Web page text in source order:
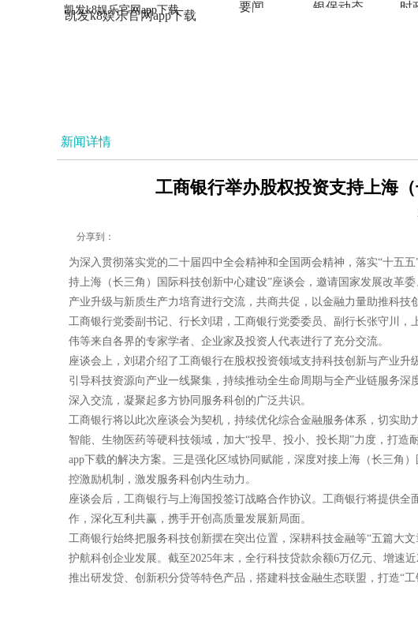
凯发k8娱乐官网app下载
凯发k8娱乐官网app下载
要闻 银保动态 时
新闻详情
工商银行举办股权投资支持上海
分享到：
为深入贯彻落实党的二十届四中全会精神和全国两会精神，落实“十五
持上海（长三角）国际科技创新中心建设”座谈会，邀请国家发展改革
产业升级与新质生产力培育进行交流，共商共促，以金融力量助推科技
工商银行党委副书记、行长刘珺，工商银行党委委员、副行长张守川
伟等来自各界的专家学者、企业家及投资人代表进行了充分交流。
座谈会上，刘珺介绍了工商银行在股权投资领域支持科技创新与产业
引导科技资源向产业一线聚集，持续推动全生命周期与全产业链服务
深入交流，凝聚起多方协同服务科创的广泛共识。
工商银行将以此次座谈会为契机，持续优化综合金融服务体系，切实
智能、生物医药等硬科技领域，加大“投早、投小、投长期”力度，打
app下载的解决方案。三是强化区域协同赋能，深度对接上海（长三角
控激励机制，激发服务科创内生动力。
座谈会后，工商银行与上海国投签订战略合作协议。工商银行将提供
作，深化互利共赢，携手开创高质量发展新局面。
工商银行始终把服务科技创新摆在突出位置，深耕科技金融等“五篇大
护航科创企业发展。截至2025年末，全行科技贷款余额6万亿元、增速
推出研发贷、创新积分贷等特色产品，搭建科技金融生态联盟，打造“